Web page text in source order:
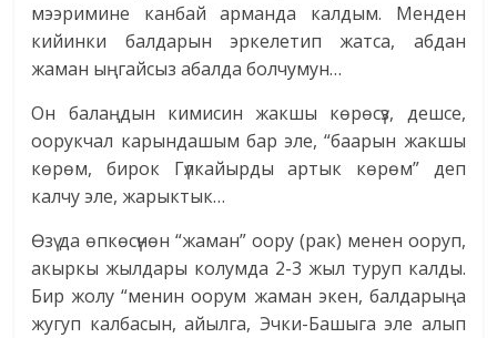
мээримине канбай арманда калдым. Менден
кийинки балдарын эркелетип жатса, абдан
жаман ыңгайсыз абалда болчумун…
Он балаңдын кимисин жакшы көрөсүз, дешсе,
оорукчал карындашым бар эле, “баарын жакшы
көрөм, бирок Гүлкайырды артык көрөм” деп
калчу эле, жарыктык…
Өзү да өпкөсүнөн “жаман” оору (рак) менен ооруп,
акыркы жылдары колумда 2-3 жыл туруп калды.
Бир жолу “менин оорум жаман экен, балдарыңа
жугуп калбасын, айылга, Эчки-Башыга эле алып